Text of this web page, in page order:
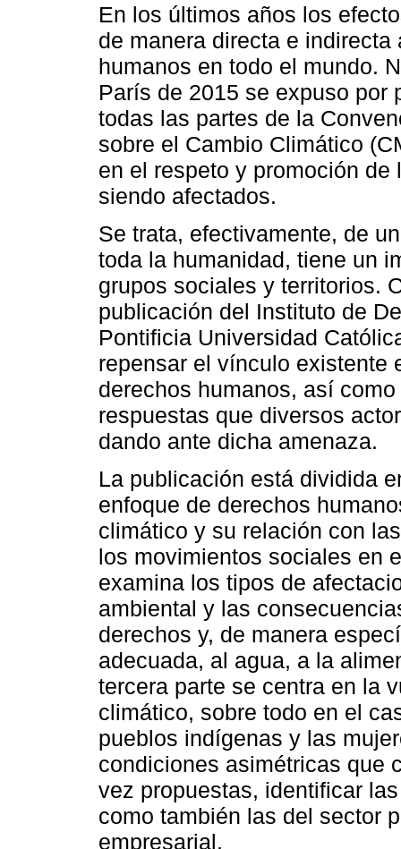
En los últimos años los
de manera directa e
humanos en todo el mundo.
París de 2015 se expuso por
todas las partes de la
sobre el Cambio Climático
en el respeto y promoción
siendo afectados.
Se trata, efectivamente, de
toda la humanidad, tiene un
grupos sociales y territorios.
publicación del Instituto de
Pontificia Universidad
repensar el vínculo existente
derechos humanos, así
respuestas que diversos
dando ante dicha amenaza.
La publicación está dividida
enfoque de derechos
climático y su relación con
los movimientos sociales en
examina los tipos de
ambiental y las
derechos y, de manera
adecuada, al agua, a la
tercera parte se centra en la
climático, sobre todo en el
pueblos indígenas y las
condiciones asimétricas que
vez propuestas, identificar
como también las del sector
empresarial.